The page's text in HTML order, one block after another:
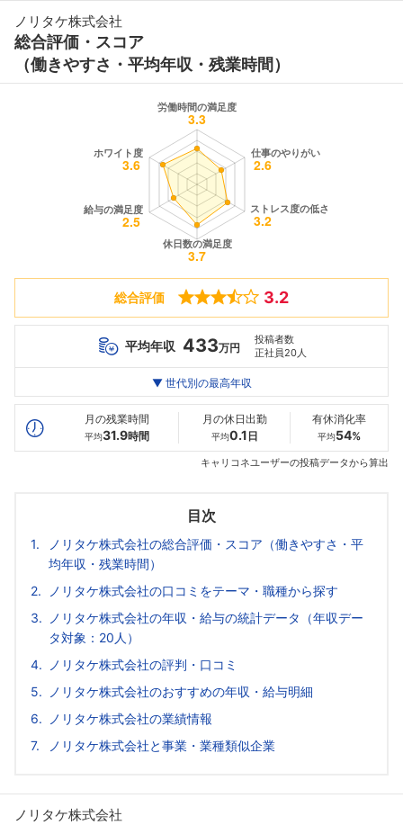
ノリタケ株式会社
総合評価・スコア
（働きやすさ・平均年収・残業時間）
総合評価 3.2
平均年収 433万円
投稿者数
正社員20人
最高年収
20代
588万
30代
640万
--万
▼ 世代別の最高年収
月の残業時間
平均31.9時間
月の休日出勤
平均0.1 日
有休消化率
平均54%
キャリコネユーザーの投稿データから算出
目次
ノリタケ株式会社の総合評価・スコア（働きやすさ・平
均年収・残業時間）
ノリタケ株式会社の口コミをテーマ・職種から探す
ノリタケ株式会社の年収・給与の統計データ（年収デー
タ対象：20人）
ノリタケ株式会社の評判・口コミ
ノリタケ株式会社のおすすめの年収・給与明細
ノリタケ株式会社の業績情報
ノリタケ株式会社と事業・業種類似企業
ノリタケ株式会社